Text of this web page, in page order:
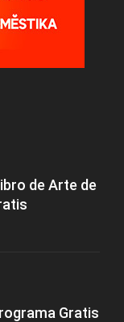
de Arte de
Gratis